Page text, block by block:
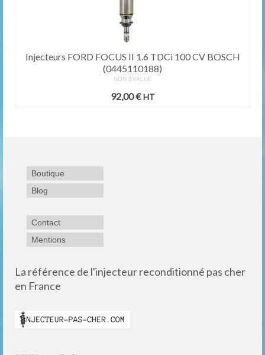
Injecteurs FORD FOCUS II 1.6 TDCi 100 CV BOSCH
(0445110188)
NON ÉVALUÉ
92,00€ HT
Boutique
Blog
Contact
Mentions
La référence de l'injecteur reconditionné pas cher
en France